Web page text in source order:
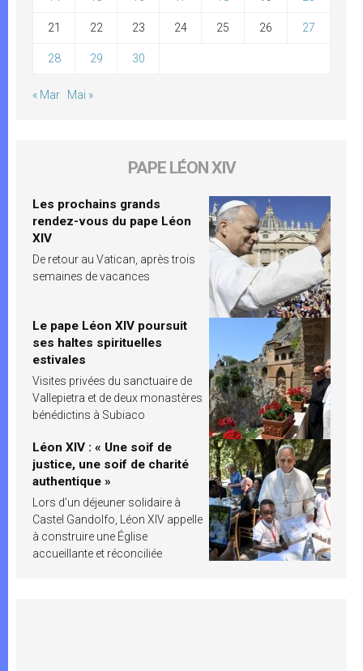
21 22 23 24 25 26 27
28 29 30
« Mar Mai »
PAPE LÉON XIV
Les prochains grands
rendez-vous du pape Léon
XIV
De retour au Vatican, après trois
semaines de vacances
Le pape Léon XIV poursuit
ses haltes spirituelles
estivales
Visites privées du sanctuaire de
Vallepietra et de deux monastères
bénédictins à Subiaco
Léon XIV : « Une soif de
justice, une soif de charité
authentique »
Lors d’un déjeuner solidaire à
Castel Gandolfo, Léon XIV appelle
à construire une Église
accueillante et réconciliée